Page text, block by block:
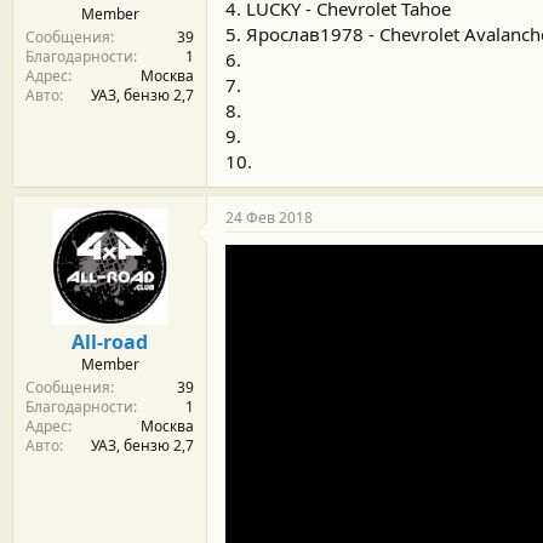
Member
Сообщения
39
Благодарности
1
Адрес
Москва
Авто
УАЗ, бензю 2,7
4. LUCKY - Chevrolet Tahoe
5. Ярослав1978 - Chevrolet
6.
7.
8.
9.
10.
All-road
Member
Сообщения
39
Благодарности
1
Адрес
Москва
Авто
УАЗ, бензю 2,7
24 Фев 2018